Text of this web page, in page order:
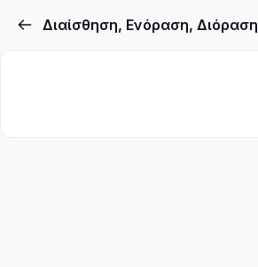
Διαίσθηση, Ενόραση, Διόραση